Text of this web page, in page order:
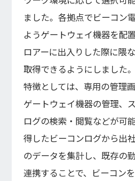
ました。各拠点でビーコン
ようゲートウェイ機器を配
ロアーに出入りした際に隈
取得できるようにしました。
特徴としては、専用の管理
ゲートウェイ機器の管理、
ログの検索・閲覧などが可
得したビーコンログから出
のデータを集計し、既存の
連携することで、ビーコン